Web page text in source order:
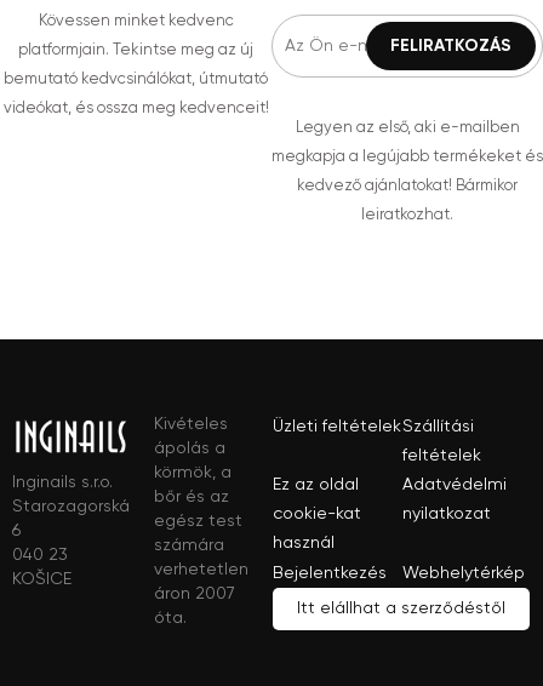
Kövessen minket kedvenc
platformjain. Tekintse meg az új
bemutató kedvcsinálókat, útmutató
videókat, és ossza meg kedvenceit!
Legyen az első, aki e-mailben
megkapja a legújabb termékeket és
kedvező ajánlatokat! Bármikor
leiratkozhat.
Inginails s.r.o.
Starozagorská
6
040 23
KOŠICE
Kivételes
ápolás a
körmök, a
bőr és az
egész test
számára
verhetetlen
áron 2007
óta.
Üzleti feltételekSzállítási
feltételek
Ez az oldal
cookie-kat
használ
Adatvédelmi
nyilatkozat
Bejelentkezés Webhelytérkép
Itt elállhat a szerződéstől